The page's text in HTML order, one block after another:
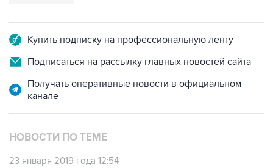
Купить подписку на профессиональную ленту
Подписаться на рассылку главных новостей сайта
Получать оперативные новости в официальном
канале
НОВОСТИ ПО ТЕМЕ
23 января 2019 года 12:54